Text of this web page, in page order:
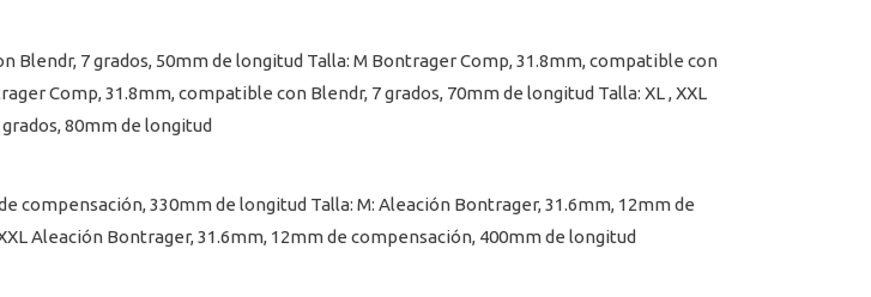
Blendr, 7 grados, 50mm de longitud Talla: M Bontrager Comp, 31.8mm, compatible con
Comp, 31.8mm, compatible con Blendr, 7 grados, 70mm de longitud Talla: XL , XXL
80mm de longitud
compensación, 330mm de longitud Talla: M: Aleación Bontrager, 31.6mm, 12mm de
Aleación Bontrager, 31.6mm, 12mm de compensación, 400mm de longitud